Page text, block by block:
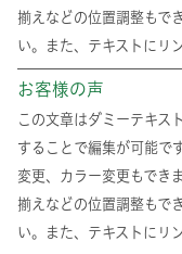
揃えなどの位置調整もで
い。また、テキストにリ
お客様の声
この文章はダミーテキス
することで編集が可能で
変更、カラー変更もでき
揃えなどの位置調整もで
い。また、テキストにリ